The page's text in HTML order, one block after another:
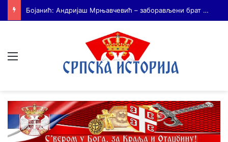
На Дражин дан у Лондону обележено 80. година од мучког убиства генерала Драгољуба Драже Михаиловића